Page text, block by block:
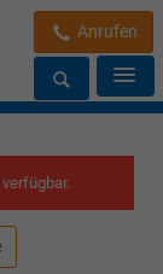
Anrufen